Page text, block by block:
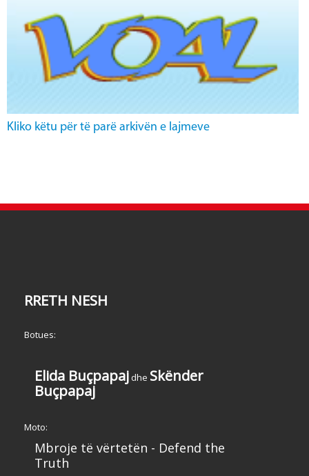
Kliko këtu për të parë arkivën e lajmeve
RRETH NESH
Botues:
Elida Buçpapaj dhe Skënder
Buçpapaj
Moto:
Mbroje të vërtetën - Defend the
Truth